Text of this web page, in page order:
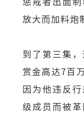
放大而加料炮
到了第三集
赏金高达7百
因为他违反
级成员而被革